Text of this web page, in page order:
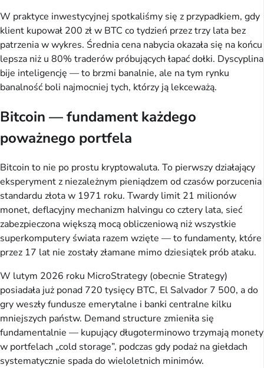
W praktyce inwestycyjnej spotkaliśmy się z przypadkiem, gdy
klient kupował 200 zł w BTC co tydzień przez trzy lata bez
patrzenia w wykres. Średnia cena nabycia okazała się na końcu
lepsza niż u 80% traderów próbujących łapać dołki. Dyscyplina
bije inteligencję — to brzmi banalnie, ale na tym rynku
banalność boli najmocniej tych, którzy ją lekceważą.
Bitcoin — fundament każdego
poważnego portfela
Bitcoin to nie po prostu kryptowaluta. To pierwszy działający
eksperyment z niezależnym pieniądzem od czasów porzucenia
standardu złota w 1971 roku. Twardy limit 21 milionów
monet, deflacyjny mechanizm halvingu co cztery lata, sieć
zabezpieczona większą mocą obliczeniową niż wszystkie
superkomputery świata razem wzięte — to fundamenty, które
przez 17 lat nie zostały złamane mimo dziesiątek prób ataku.
W lutym 2026 roku MicroStrategy (obecnie Strategy)
posiadała już ponad 720 tysięcy BTC, El Salvador 7 500, a do
gry weszły fundusze emerytalne i banki centralne kilku
mniejszych państw. Demand structure zmieniła się
fundamentalnie — kupujący długoterminowo trzymają monety
w portfelach „cold storage”, podczas gdy podaż na giełdach
systematycznie spada do wieloletnich minimów.